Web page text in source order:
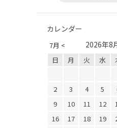
カレンダー
7月 < 2026年8
日 月 火 水
2
3 4 5
9
10 11 12
16
17 18 19